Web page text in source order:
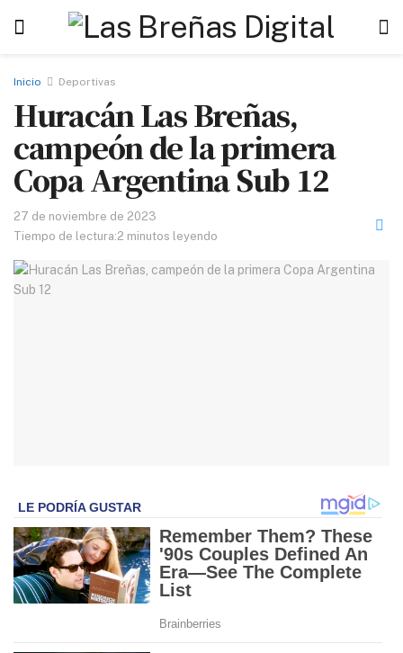
Inicio Deportivas
Huracán Las Breñas,
campeón de la primera
Copa Argentina Sub 12
27 de noviembre de 2023
Tiempo de lectura:2 minutos leyendo